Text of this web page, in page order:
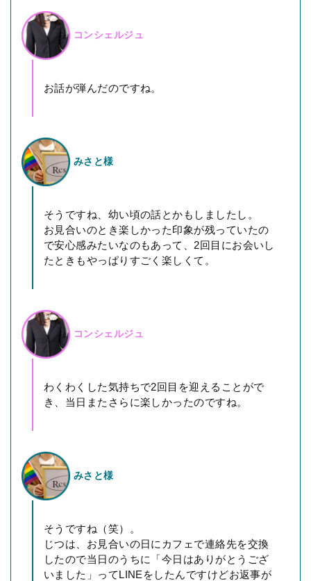
コンシェルジュ
お話が弾んだのですね。
みさと様
そうですね、幼い頃の話とかもしましたし。
お見合いのとき楽しかった印象が残っていたの
で安心感みたいなのもあって、2回目にお会いし
たときもやっぱりすごく楽しくて。
コンシェルジュ
わくわくした気持ちで2回目を迎えることがで
き、当日またさらに楽しかったのですね。
みさと様
そうですね（笑）。
じつは、お見合いの日にカフェで連絡先を交換
したので当日のうちに「今日はありがとうござ
いました」ってLINEをしたんですけどお返事が